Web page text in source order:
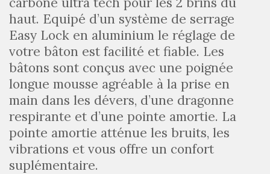
haut. Equipé d’un système de serrage
Easy Lock en aluminium le réglage de
votre bâton est facilité et fiable. Les
bâtons sont conçus avec une poignée
longue mousse agréable à la prise en
main dans les dévers, d’une dragonne
respirante et d’une pointe amortie. La
pointe amortie atténue les bruits, les
vibrations et vous offre un confort
suplémentaire.